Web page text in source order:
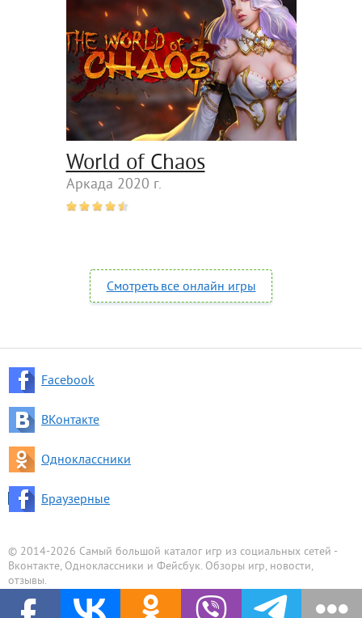
World of Chaos
Аркада 2020 г.
Смотреть все онлайн игры
Facebook
ВКонтакте
Одноклассники
Браузерные
© 2014-2026 Самый большой каталог игр из социальных сетей -
Вконтакте, Одноклассники и Фейсбук. Обзоры игр, новости,
отзывы.